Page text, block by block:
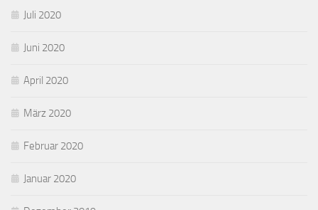
Juli 2020
Juni 2020
April 2020
März 2020
Februar 2020
Januar 2020